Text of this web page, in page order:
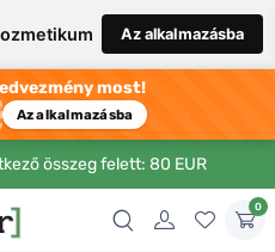
Az alkalmazásba
most!
Az alkalmazásba
összeg felett: 80 EUR
0